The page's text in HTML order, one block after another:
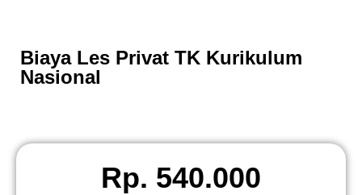
Biaya Les Privat TK Kurikulum
Nasional
Rp. 540.000